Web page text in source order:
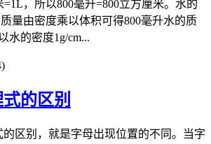
=1L，所以800毫升=800立方厘米。水的
质量由密度乘以体积可得800毫升水的质
水的密度1g/cm...
的区别
别，就是字母出现位置的不同。当字